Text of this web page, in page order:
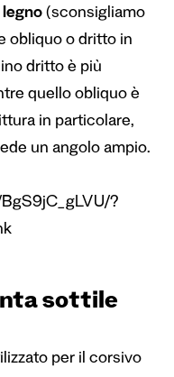
legno (sconsigliamo
obliquo o dritto in
dritto è più
quello obliquo è
in particolare,
un angolo ampio.
?
sottile
per il corsivo